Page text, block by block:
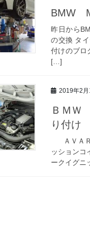
BMW
昨日から
の交換 タ
付けのブロ
[…]
2019年2月
ＢＭＷ
り付け
ＡＶＡＲ
ッション
ークイグニ